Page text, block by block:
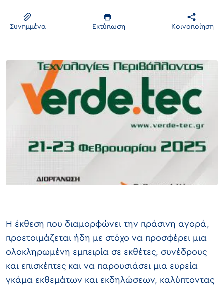
Συνημμένα Εκτύπωση Κοινοποίηση
Η έκθεση που διαμορφώνει την πράσινη αγορά,
προετοιμάζεται ήδη με στόχο να προσφέρει μια
ολοκληρωμένη εμπειρία σε εκθέτες, συνέδρους
και επισκέπτες και να παρουσιάσει μια ευρεία
γκάμα εκθεμάτων και εκδηλώσεων, καλύπτοντας